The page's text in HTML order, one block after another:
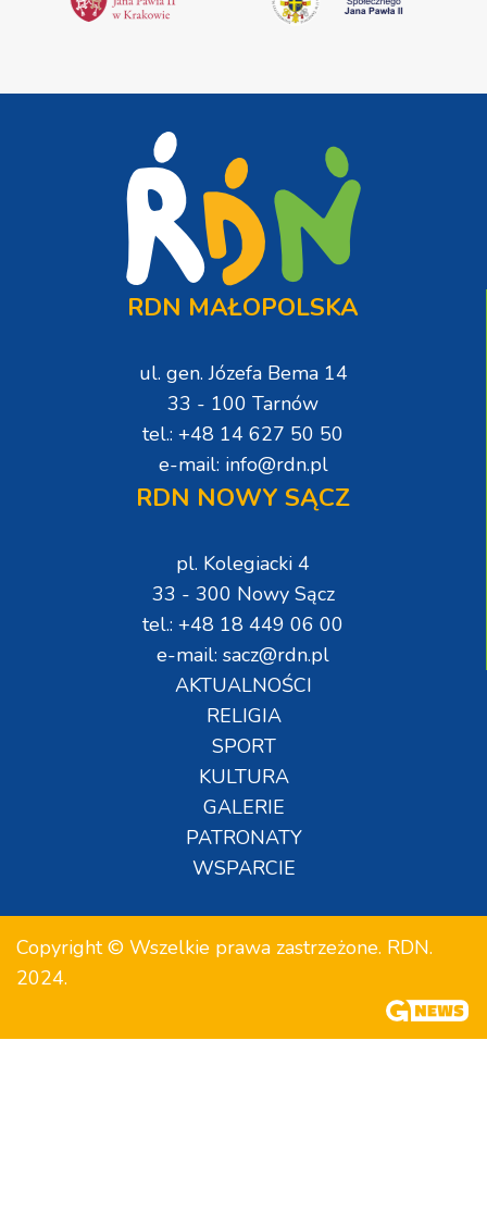
RDN MAŁOPOLSKA
ul. gen. Józefa Bema 14
33 - 100 Tarnów
tel.: +48 14 627 50 50
e-mail: info@rdn.pl
RDN NOWY SĄCZ
pl. Kolegiacki 4
33 - 300 Nowy Sącz
tel.: +48 18 449 06 00
e-mail: sacz@rdn.pl
AKTUALNOŚCI
RELIGIA
SPORT
KULTURA
GALERIE
PATRONATY
WSPARCIE
Copyright © Wszelkie prawa zastrzeżone. RDN.
2024.